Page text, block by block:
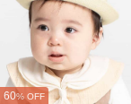
60% OFF